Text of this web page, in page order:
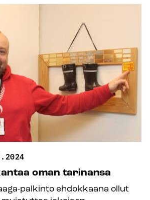
oman tarinansa
palkinto ehdokkaana ollut